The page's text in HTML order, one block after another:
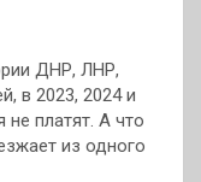
ДНР, ЛНР,
в 2023, 2024 и
не платят. А что
из одного